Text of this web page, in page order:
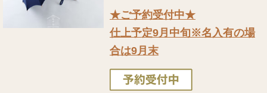
★ご予約受付中★
仕上予定9月中旬※名入有の場
合は9月末